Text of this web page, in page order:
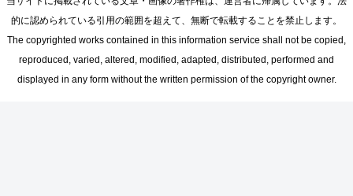
的に認められている引用の範囲を超えて、無断で転載することを禁止します。
The copyrighted works contained in this information service shall not be copied,
reproduced, varied, altered, modified, adapted, distributed, performed and
displayed in any form without the written permission of the copyright owner.